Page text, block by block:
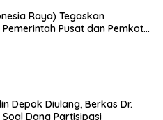
Raya) Tegaskan
Pusat dan Pemkot
Depok Diulang, Berkas Dr.
Dana Partisipasi